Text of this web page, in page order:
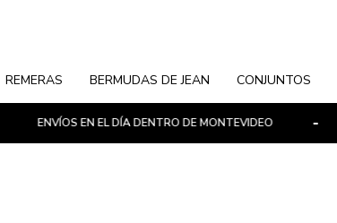
REMERAS BERMUDAS DE JEAN CONJUNTOS
ENVÍOS EN EL DÍA DENTRO DE MONTEVIDEO